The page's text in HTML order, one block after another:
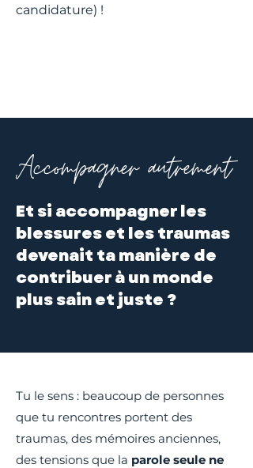
candidature) !
Accompagner autrement
Et si accompagner les
blessures et les traumas
devenait ta manière de
contribuer à un monde
plus sain et juste ?
Tu le sens : beaucoup de personnes
que tu rencontres portent des
traumas, des mémoires anciennes,
des tensions que la parole seule ne